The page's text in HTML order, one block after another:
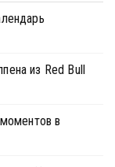
из Red Bull
в